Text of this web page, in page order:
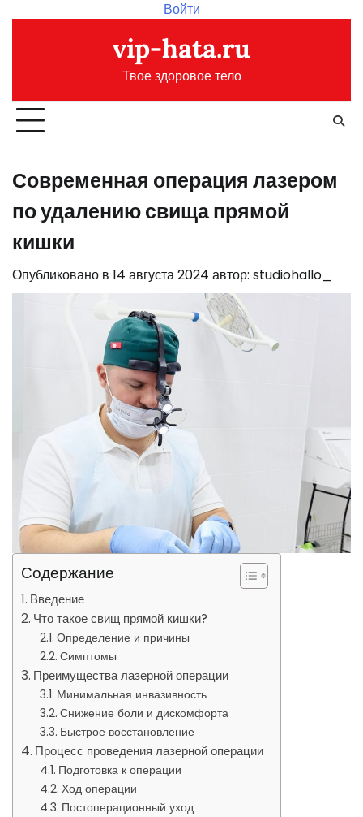
Войти
vip-hata.ru
Твое здоровое тело
Современная операция лазером
по удалению свища прямой
кишки
Опубликовано в 14 августа 2024 автор: studiohallo_
Содержание
Введение
Что такое свищ прямой кишки?
Определение и причины
Симптомы
Преимущества лазерной операции
Минимальная инвазивность
Снижение боли и дискомфорта
Быстрое восстановление
Процесс проведения лазерной операции
Подготовка к операции
Ход операции
Постоперационный уход